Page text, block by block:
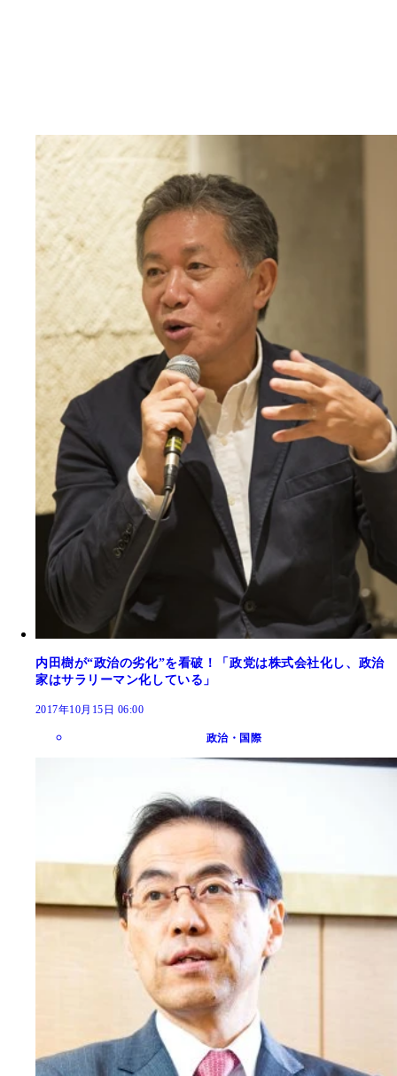
内田樹が“政治の劣化”を看破！「政党は株式会社化し、政治
家はサラリーマン化している」
2017年10月15日 06:00
政治・国際